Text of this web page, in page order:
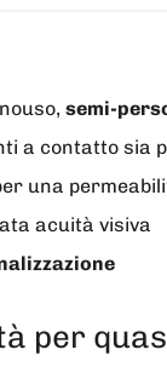
semi-
a contatto sia
una
acuità visiva
per